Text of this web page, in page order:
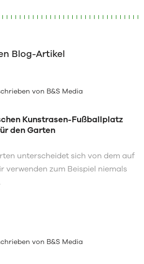
Blog-Artikel
von B&S Media
Kunstrasen-Fußballplatz
den Garten
unterscheidet sich von dem auf
verwenden zum Beispiel niemals
von B&S Media